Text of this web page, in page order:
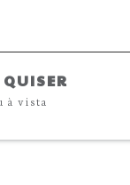
à vista